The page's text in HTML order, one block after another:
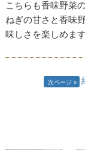
こちらも香味野菜
ねぎの甘さと香味
味しさを楽しめます
次ページ